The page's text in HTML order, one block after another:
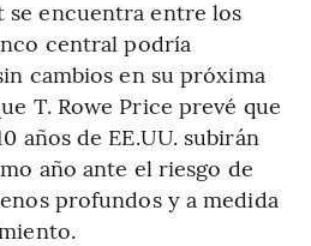
se encuentra entre los
central podría
cambios en su próxima
T. Rowe Price prevé que
años de EE.UU. subirán
año ante el riesgo de
profundos y a medida